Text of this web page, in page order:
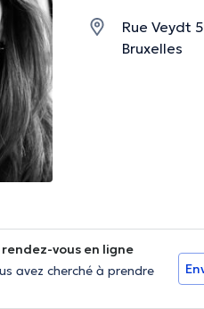
Rue Veydt
Bruxelles
vous en ligne
avez cherché à prendre